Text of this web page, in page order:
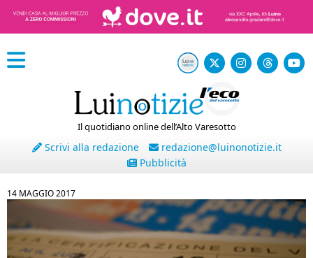
Il quotidiano online dell’Alto Varesotto
Scrivi alla redazione
redazione@luinonotizie.it
Pubblicità
14 MAGGIO 2017